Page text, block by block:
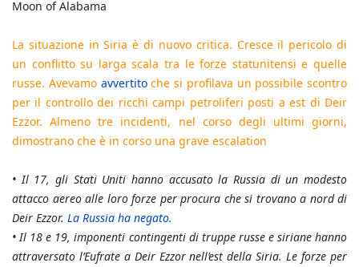
Moon of Alabama
La situazione in Siria è di nuovo critica. Cresce il pericolo di
un conflitto su larga scala tra le forze statunitensi e quelle
russe. Avevamo avvertitoche si profilava un possibile scontro
per il controllo dei ricchi campi petroliferi posti a est di Deir
Ezzor. Almeno tre incidenti, nel corso degli ultimi giorni,
dimostrano che è in corso una grave escalation
• Il 17, gli Stati Uniti hanno accusato la Russia di un modesto
attacco aereo alle loro forze per procura che si trovano a nord di
Deir Ezzor. La Russia ha negato.
• Il 18 e 19, imponenti contingenti di truppe russe e siriane hanno
attraversato l’Eufrate a Deir Ezzor nell’est della Siria. Le forze per